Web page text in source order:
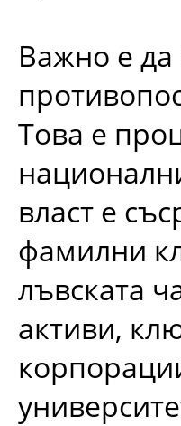
Важно е да
Това е
власт е
фамилни
лъвската
активи,